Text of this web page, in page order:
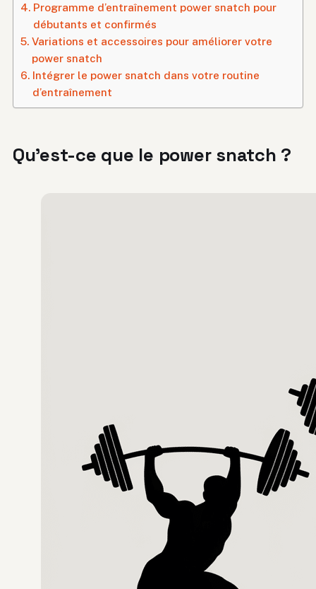
Programme d’entraînement power snatch pour
débutants et confirmés
Variations et accessoires pour améliorer votre
power snatch
Intégrer le power snatch dans votre routine
d’entraînement
Qu’est-ce que le power snatch ?